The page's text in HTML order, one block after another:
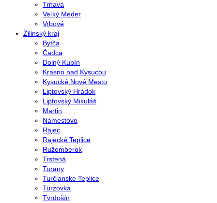
Trnava
Veľký Meder
Vrbové
Žilinský kraj
Bytča
Čadca
Dolný Kubín
Krásno nad Kysucou
Kysucké Nové Mesto
Liptovský Hrádok
Liptovský Mikuláš
Martin
Námestovo
Rajec
Rajecké Teplice
Ružomberok
Trstená
Turany
Turčianske Teplice
Turzovka
Tvrdošín